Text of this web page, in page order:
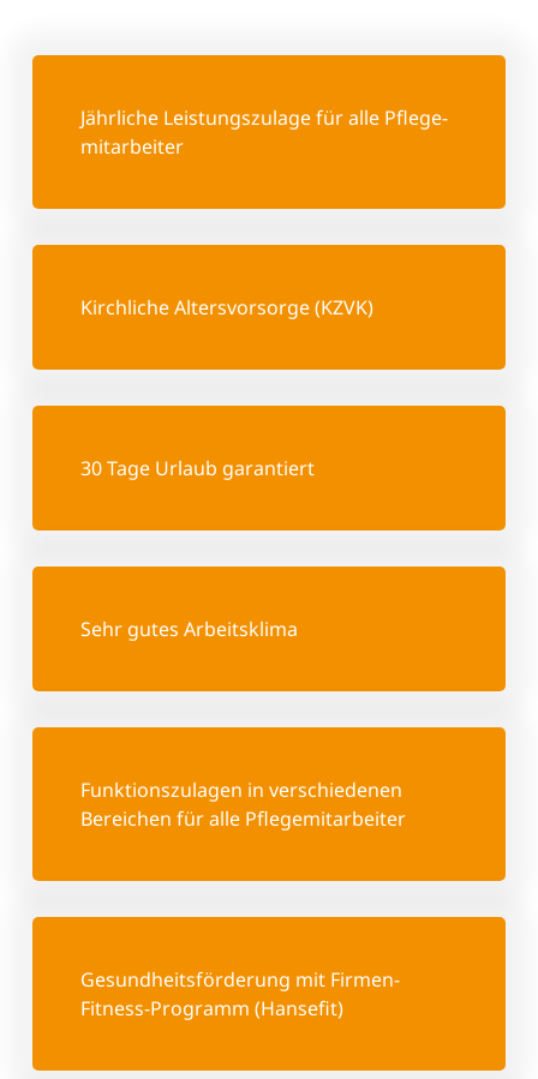
Jährliche Leistungs­zulage für alle Pflege­
mitarbeiter
Kirchliche Altersvorsorge (KZVK)
30 Tage Urlaub garantiert
Sehr gutes Arbeitsklima
Funktionszulagen in verschiedenen
Bereichen für alle Pflegemitarbeiter
Gesundheits­förderung mit Firmen-
Fitness-Programm (Hansefit)